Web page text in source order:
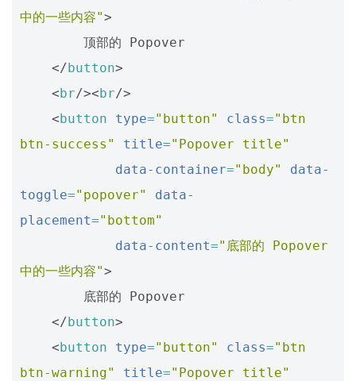
中的一些内容">
</button>
<br/><br/>
<button type="button" class="btn
btn-success"
title="Popover title"
data-container="body"
data-
toggle="popover"
data-
placement="bottom"
data-content="底部的 Popover
中的一些内容">
</button>
<button type="button" class="btn
btn-warning"
title="Popover title"